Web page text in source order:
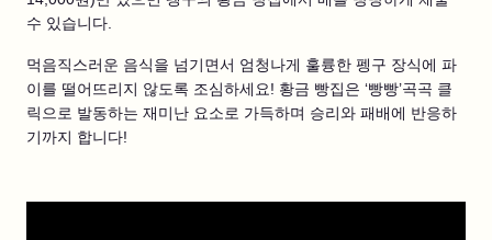
수 있습니다.
먹음직스러운 음식을 넘기면서 엄청나게 훌륭한 펭구 장식에 파
이를 떨어뜨리지 않도록 조심하세요! 황금 빵집은 ‘빵빵’곡곡 클
릭으로 발동하는 재미난 요소로 가득하며 승리와 패배에 반응하
기까지 합니다!